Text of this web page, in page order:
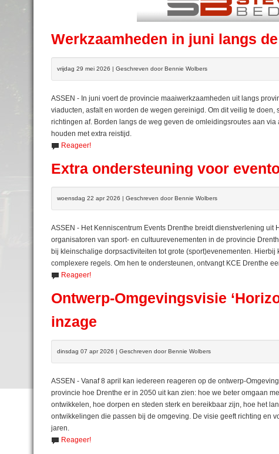
Werkzaamheden in juni langs
vrijdag 29 mei 2026 | Geschreven door Bennie Wolbers
ASSEN - In juni voert de provincie maaiwerkzaamheden uit langs
viaducten, asfalt en worden de wegen gereinigd. Om dit veilig te
richtingen af. Borden langs de weg geven de omleidingsroutes aan
houden met extra reistijd.
Reageer!
Extra ondersteuning voor
woensdag 22 apr 2026 | Geschreven door Bennie Wolbers
ASSEN - Het Kenniscentrum Events Drenthe breidt dienstverlening
organisatoren van sport- en cultuurevenementen in de provincie
bij kleinschalige dorpsactiviteiten tot grote (sport)evenementen.
complexere regels. Om hen te ondersteunen, ontvangt KCE Drenthe
Reageer!
Ontwerp-Omgevingsvisie
inzage
dinsdag 07 apr 2026 | Geschreven door Bennie Wolbers
ASSEN - Vanaf 8 april kan iedereen reageren op de ontwerp-
provincie hoe Drenthe er in 2050 uit kan zien: hoe we beter omgaan
ontwikkelen, hoe dorpen en steden sterk en bereikbaar zijn, hoe het
ontwikkelingen die passen bij de omgeving. De visie geeft richting en
jaren.
Reageer!